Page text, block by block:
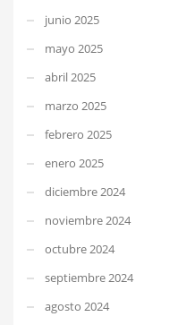
junio 2025
mayo 2025
abril 2025
marzo 2025
febrero 2025
enero 2025
diciembre 2024
noviembre 2024
octubre 2024
septiembre 2024
agosto 2024